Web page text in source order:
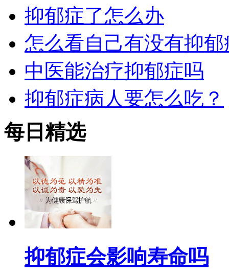
抑郁症了怎么办
怎么看自己有没有抑郁
中医能治疗抑郁症吗
抑郁症病人要怎么吃？
每日精选
抑郁症会影响寿命吗